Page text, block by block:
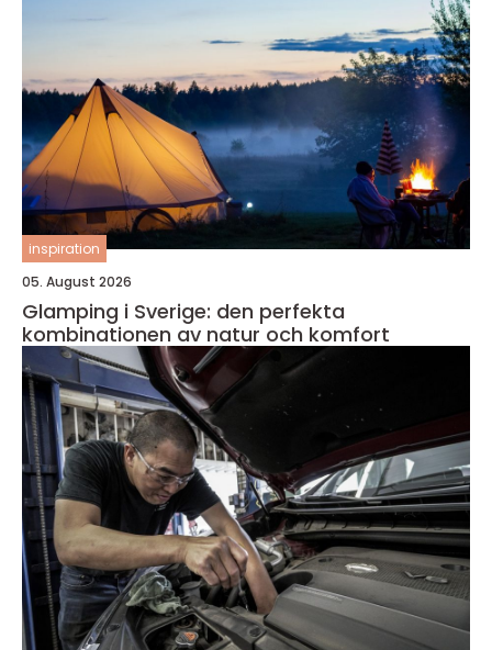
inspiration
05. August 2026
Glamping i Sverige: den perfekta
kombinationen av natur och komfort